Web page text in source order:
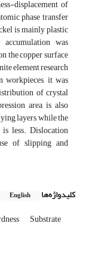
displacement of
phase transfer
is mainly plastic
was
the copper surface
element research
it was
of crystal
area, is also
layers, while the
less. Dislocation
of slipping and
کلیدواژه‌ها English
Substrate